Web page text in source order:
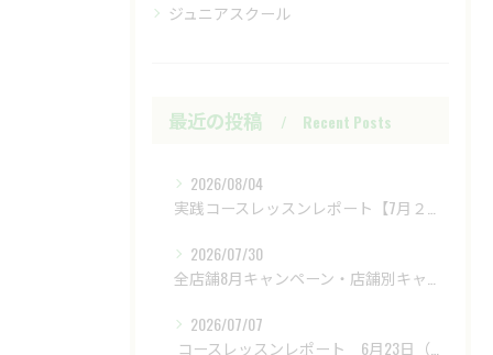
ジュニアスクール
最近の投稿 Recent Posts
2026/08/04
実践コースレッスンレポート【7月２８日（火）富士レイクサイドCC】
2026/07/30
全店舗8月キャンペーン・店舗別キャンペーンもあります
2026/07/07
​ コースレッスンレポート 6月23日（火）新武蔵ヶ丘GC ​